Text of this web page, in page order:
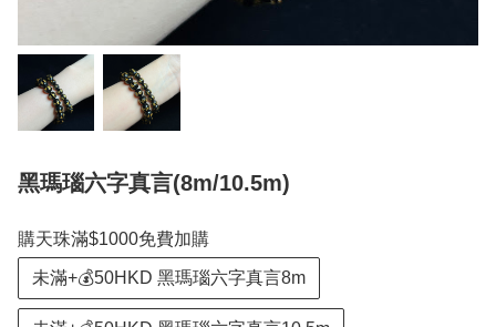
黑瑪瑙六字真言(8m/10.5m)
購天珠滿$1000免費加購
未滿+💰50HKD 黑瑪瑙六字真言8m